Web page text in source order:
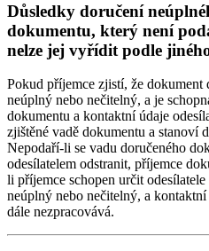
Důsledky doručení
dokumentu, který není
nelze jej vyřídit podle
Pokud příjemce zjistí, že dokument
neúplný nebo nečitelný, a je
dokumentu a kontaktní údaje
zjištěné vadě dokumentu a stanoví
Nepodaří-li se vadu doručeného
odesílatelem odstranit, příjemce
li příjemce schopen určit
neúplný nebo nečitelný, a
dále nezpracovává.